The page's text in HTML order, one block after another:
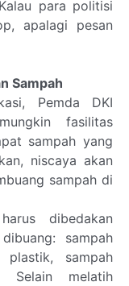
para politisi
apalagi pesan
Sampah
Pemda DKI
fasilitas
sampah yang
niscaya akan
sampah di
dibedakan
sampah
sampah
melatih